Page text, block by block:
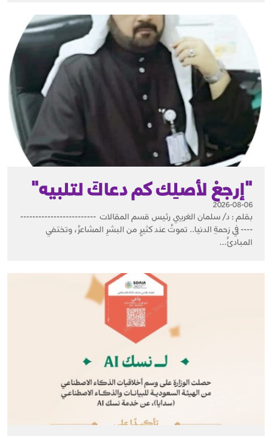
"إرجعْ لأصلِك كم دعاكَ لتلبيه"
2026-08-06
بقلم : د/ سلمان الغريبي رئيس قسم المقالات -------------------------
---- في زحمةِ الدنيا.. تموتُ عند كثيرٍ من البشرِ المشاعرُ، وتختفي
المبادئُ...